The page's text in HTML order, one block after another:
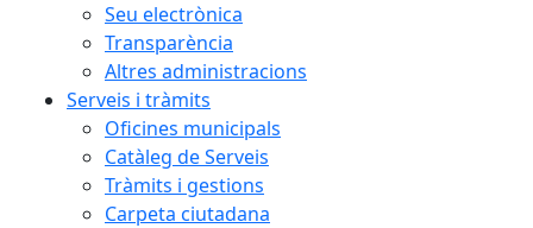
Seu electrònica
Transparència
Altres administracions
Serveis i tràmits
Oficines municipals
Catàleg de Serveis
Tràmits i gestions
Carpeta ciutadana